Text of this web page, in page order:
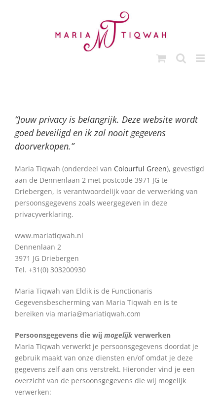
“Jouw privacy is belangrijk. Deze website wordt
goed beveiligd en ik zal nooit gegevens
doorverkopen.”
Maria Tiqwah (onderdeel van Colourful Green), gevestigd
aan de Dennenlaan 2 met postcode 3971 JG te
Driebergen, is verantwoordelijk voor de verwerking van
persoonsgegevens zoals weergegeven in deze
privacyverklaring.
www.mariatiqwah.nl
Dennenlaan 2
3971 JG Driebergen
Tel. +31(0) 303200930
Maria Tiqwah van Eldik is de Functionaris
Gegevensbescherming van Maria Tiqwah en is te
bereiken via maria@mariatiqwah.com
Persoonsgegevens die wij mogelijkverwerken
Maria Tiqwah verwerkt je persoonsgegevens doordat je
gebruik maakt van onze diensten en/of omdat je deze
gegevens zelf aan ons verstrekt. Hieronder vind je een
overzicht van de persoonsgegevens die wij mogelijk
verwerken: